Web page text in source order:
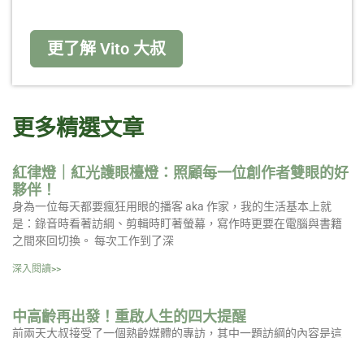
更了解 Vito 大叔
更多精選文章
紅律燈｜紅光護眼檯燈：照顧每一位創作者雙眼的好
夥伴！
身為一位每天都要瘋狂用眼的播客 aka 作家，我的生活基本上就
是：錄音時看著訪綱、剪輯時盯著螢幕，寫作時更要在電腦與書籍
之間來回切換。 每次工作到了深
深入閱讀>>
中高齡再出發！重啟人生的四大提醒
前兩天大叔接受了一個熟齡媒體的專訪，其中一題訪綱的內容是這